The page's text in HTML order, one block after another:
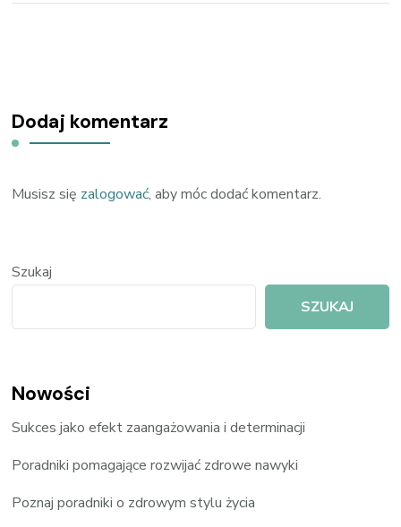
Dodaj komentarz
Musisz się zalogować, aby móc dodać komentarz.
Szukaj
SZUKAJ
Nowości
Sukces jako efekt zaangażowania i determinacji
Poradniki pomagające rozwijać zdrowe nawyki
Poznaj poradniki o zdrowym stylu życia